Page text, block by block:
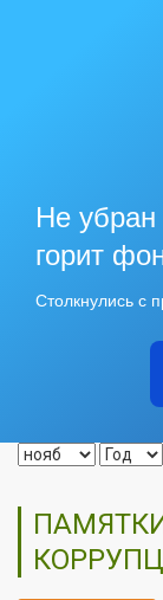
Не
горит
Столкнулись с